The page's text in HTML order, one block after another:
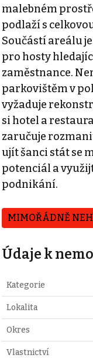
malebném
podlaží s
Součástí areálu
pro hosty
zaměstnance.
parkovištěm v
vyžaduje
si hotel a
zaručuje
ujít šanci stát se
potenciál a
podnikání.
MIMOŘÁDNĚ
Údaje k
Kategorie
Lokalita
Okres
Vlastnictví